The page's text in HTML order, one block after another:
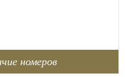
номеров